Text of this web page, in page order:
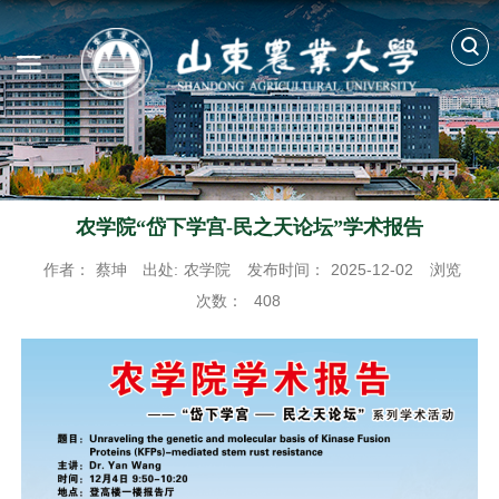
农学院“岱下学宫-民之天论坛”学术报告
作者： 蔡坤 出处: 农学院 发布时间： 2025-12-02
浏览
次数：
408